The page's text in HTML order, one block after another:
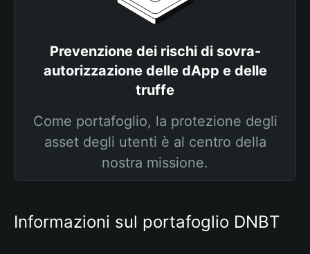
Prevenzione dei rischi di sovra-
autorizzazione delle dApp e delle
truffe
Come portafoglio, la protezione degli
asset degli utenti è al centro della
nostra missione.
Informazioni sul portafoglio DNBT